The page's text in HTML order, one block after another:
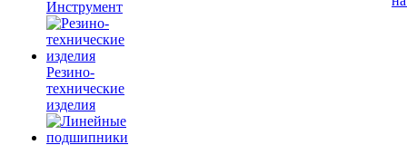
Инструмент
Резино-
технические
изделия